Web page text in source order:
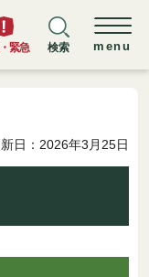
緊急 検索 menu
日：2026年3月25日